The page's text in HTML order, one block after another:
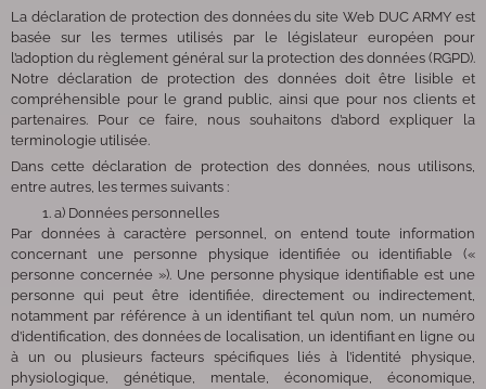
La déclaration de protection des données du site Web DUC ARMY est
basée sur les termes utilisés par le législateur européen pour
l’adoption du règlement général sur la protection des données (RGPD).
Notre déclaration de protection des données doit être lisible et
compréhensible pour le grand public, ainsi que pour nos clients et
partenaires. Pour ce faire, nous souhaitons d’abord expliquer la
terminologie utilisée.
Dans cette déclaration de protection des données, nous utilisons,
entre autres, les termes suivants :
a) Données personnelles
Par données à caractère personnel, on entend toute information
concernant une personne physique identifiée ou identifiable («
personne concernée »). Une personne physique identifiable est une
personne qui peut être identifiée, directement ou indirectement,
notamment par référence à un identifiant tel qu’un nom, un numéro
d’identification, des données de localisation, un identifiant en ligne ou
à un ou plusieurs facteurs spécifiques liés à l’identité physique,
physiologique, génétique, mentale, économique, économique,